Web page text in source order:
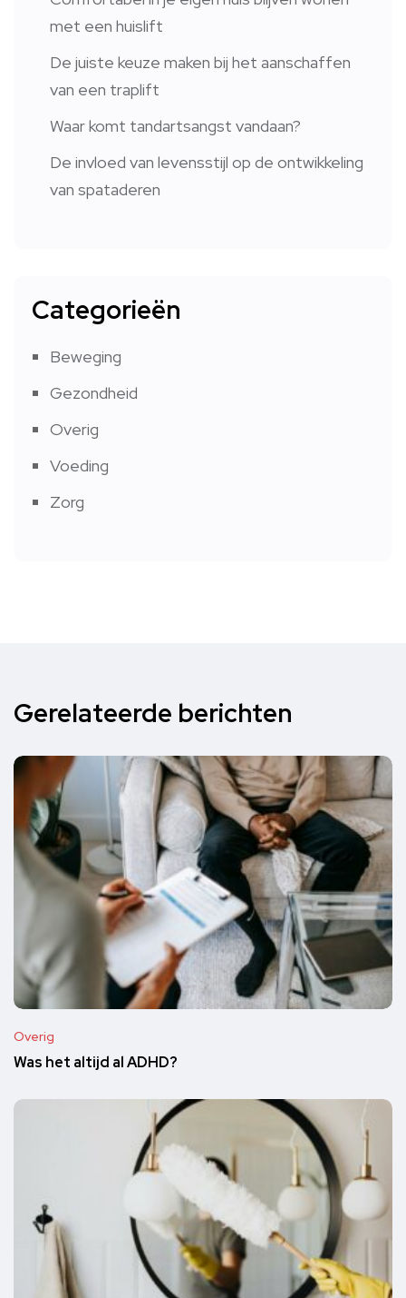
met een huislift
De juiste keuze maken bij het aanschaffen
van een traplift
Waar komt tandartsangst vandaan?
De invloed van levensstijl op de ontwikkeling
van spataderen
Categorieën
Beweging
Gezondheid
Overig
Voeding
Zorg
Gerelateerde berichten
Overig
Was het altijd al ADHD?